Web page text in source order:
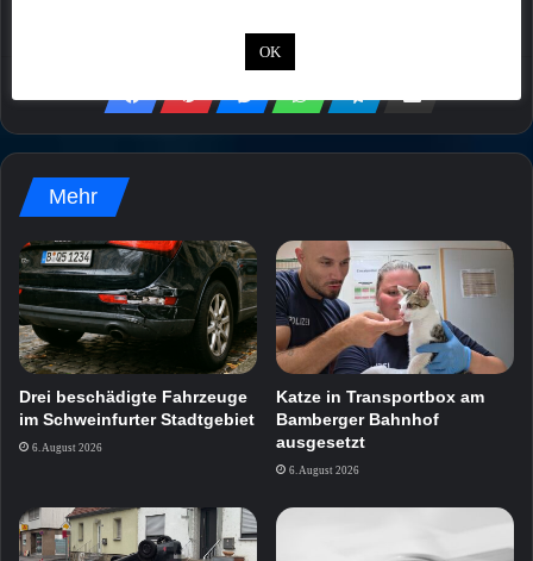
Mehr
Drei beschädigte Fahrzeuge
im Schweinfurter Stadtgebiet
6. August 2026
Katze in Transportbox am
Bamberger Bahnhof
ausgesetzt
6. August 2026
OK